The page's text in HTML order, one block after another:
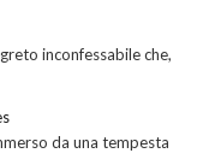
inconfessabile che,
da una tempesta